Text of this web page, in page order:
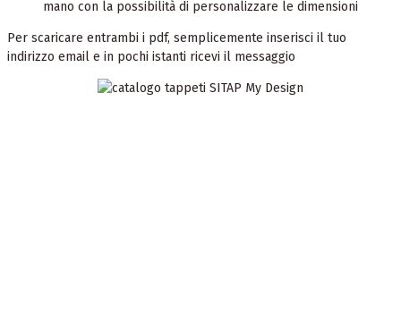
mano con la possibilità di personalizzare le dimensioni
Per scaricare entrambi i pdf, semplicemente inserisci il tuo
indirizzo email e in pochi istanti ricevi il messaggio